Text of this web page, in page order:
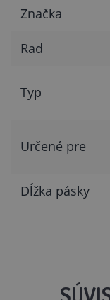
Značka
Rad
Typ
Určené pre
Dĺžka pásky